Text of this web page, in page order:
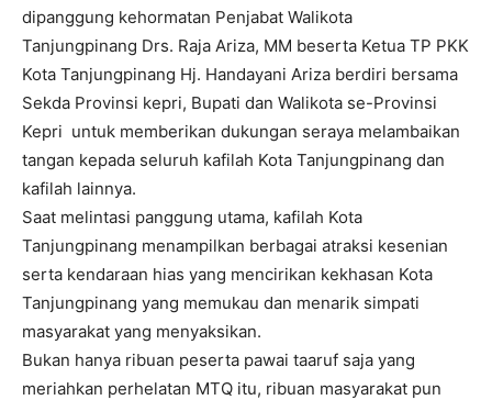
dipanggung kehormatan Penjabat Walikota
Tanjungpinang Drs. Raja Ariza, MM beserta Ketua TP PKK
Kota Tanjungpinang Hj. Handayani Ariza berdiri bersama
Sekda Provinsi kepri, Bupati dan Walikota se-Provinsi
Kepri untuk memberikan dukungan seraya melambaikan
tangan kepada seluruh kafilah Kota Tanjungpinang dan
kafilah lainnya.
Saat melintasi panggung utama, kafilah Kota
Tanjungpinang menampilkan berbagai atraksi kesenian
serta kendaraan hias yang mencirikan kekhasan Kota
Tanjungpinang yang memukau dan menarik simpati
masyarakat yang menyaksikan.
Bukan hanya ribuan peserta pawai taaruf saja yang
meriahkan perhelatan MTQ itu, ribuan masyarakat pun